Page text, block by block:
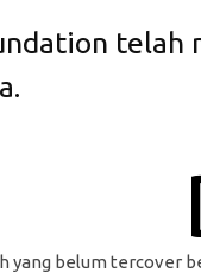
telah
belum tercover